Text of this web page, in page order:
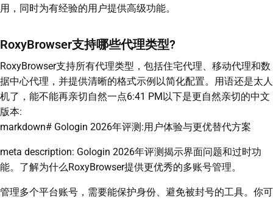
用，同时为有经验的用户提供高级功能。
RoxyBrowser支持哪些代理类型?
RoxyBrowser支持所有代理类型，包括住宅代理、移动代理和数
据中心代理，并提供清晰的格式示例以简化配置。用语还是太人
机了，能不能再亲切自然一点6:41 PM以下是更自然亲切的中文
版本:
markdown# Gologin 2026年评测:用户体验与更优替代方案
meta description: Gologin 2026年评测揭示界面问题和过时功
能。了解为什么RoxyBrowser提供更优秀的多账号管理。
管理多个平台账号，需要能保护身份、避免被封号的工具。你可